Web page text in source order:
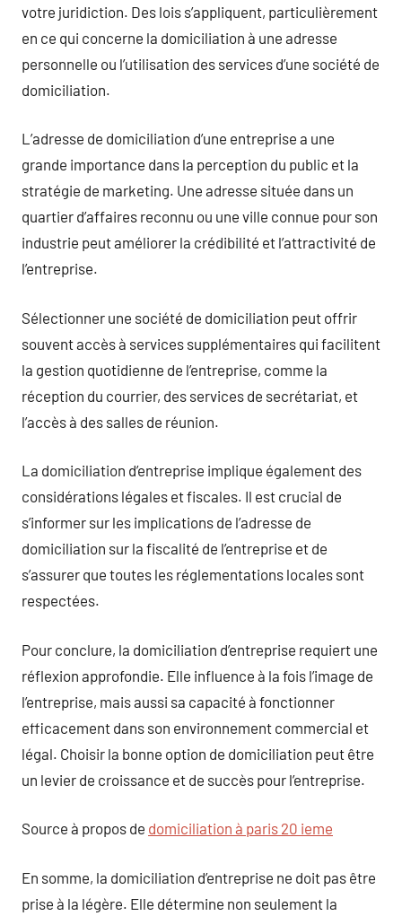
votre juridiction. Des lois s’appliquent, particulièrement
en ce qui concerne la domiciliation à une adresse
personnelle ou l’utilisation des services d’une société de
domiciliation.
L’adresse de domiciliation d’une entreprise a une
grande importance dans la perception du public et la
stratégie de marketing. Une adresse située dans un
quartier d’affaires reconnu ou une ville connue pour son
industrie peut améliorer la crédibilité et l’attractivité de
l’entreprise.
Sélectionner une société de domiciliation peut offrir
souvent accès à services supplémentaires qui facilitent
la gestion quotidienne de l’entreprise, comme la
réception du courrier, des services de secrétariat, et
l’accès à des salles de réunion.
La domiciliation d’entreprise implique également des
considérations légales et fiscales. Il est crucial de
s’informer sur les implications de l’adresse de
domiciliation sur la fiscalité de l’entreprise et de
s’assurer que toutes les réglementations locales sont
respectées.
Pour conclure, la domiciliation d’entreprise requiert une
réflexion approfondie. Elle influence à la fois l’image de
l’entreprise, mais aussi sa capacité à fonctionner
efficacement dans son environnement commercial et
légal. Choisir la bonne option de domiciliation peut être
un levier de croissance et de succès pour l’entreprise.
Source à propos de domiciliation à paris 20 ieme
En somme, la domiciliation d’entreprise ne doit pas être
prise à la légère. Elle détermine non seulement la